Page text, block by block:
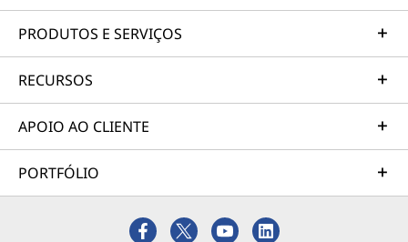
PRODUTOS E SERVIÇOS
RECURSOS
APOIO AO CLIENTE
PORTFÓLIO